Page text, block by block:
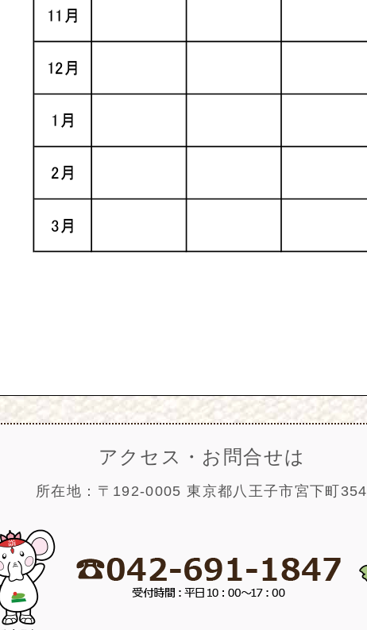
アクセス・お問合せは
所在地：〒192-0005 東京都八王子市宮下町354